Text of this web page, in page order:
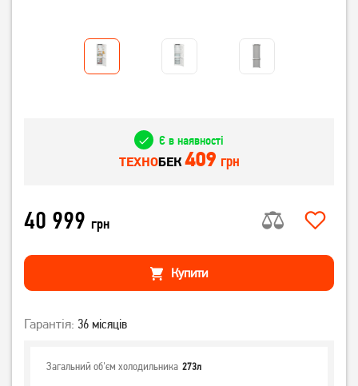
Є в наявності
ТЕХНОБЕК 409 грн
40 999 грн
Купити
Гарантія: 36 місяців
Загальний об'єм холодильника 273л